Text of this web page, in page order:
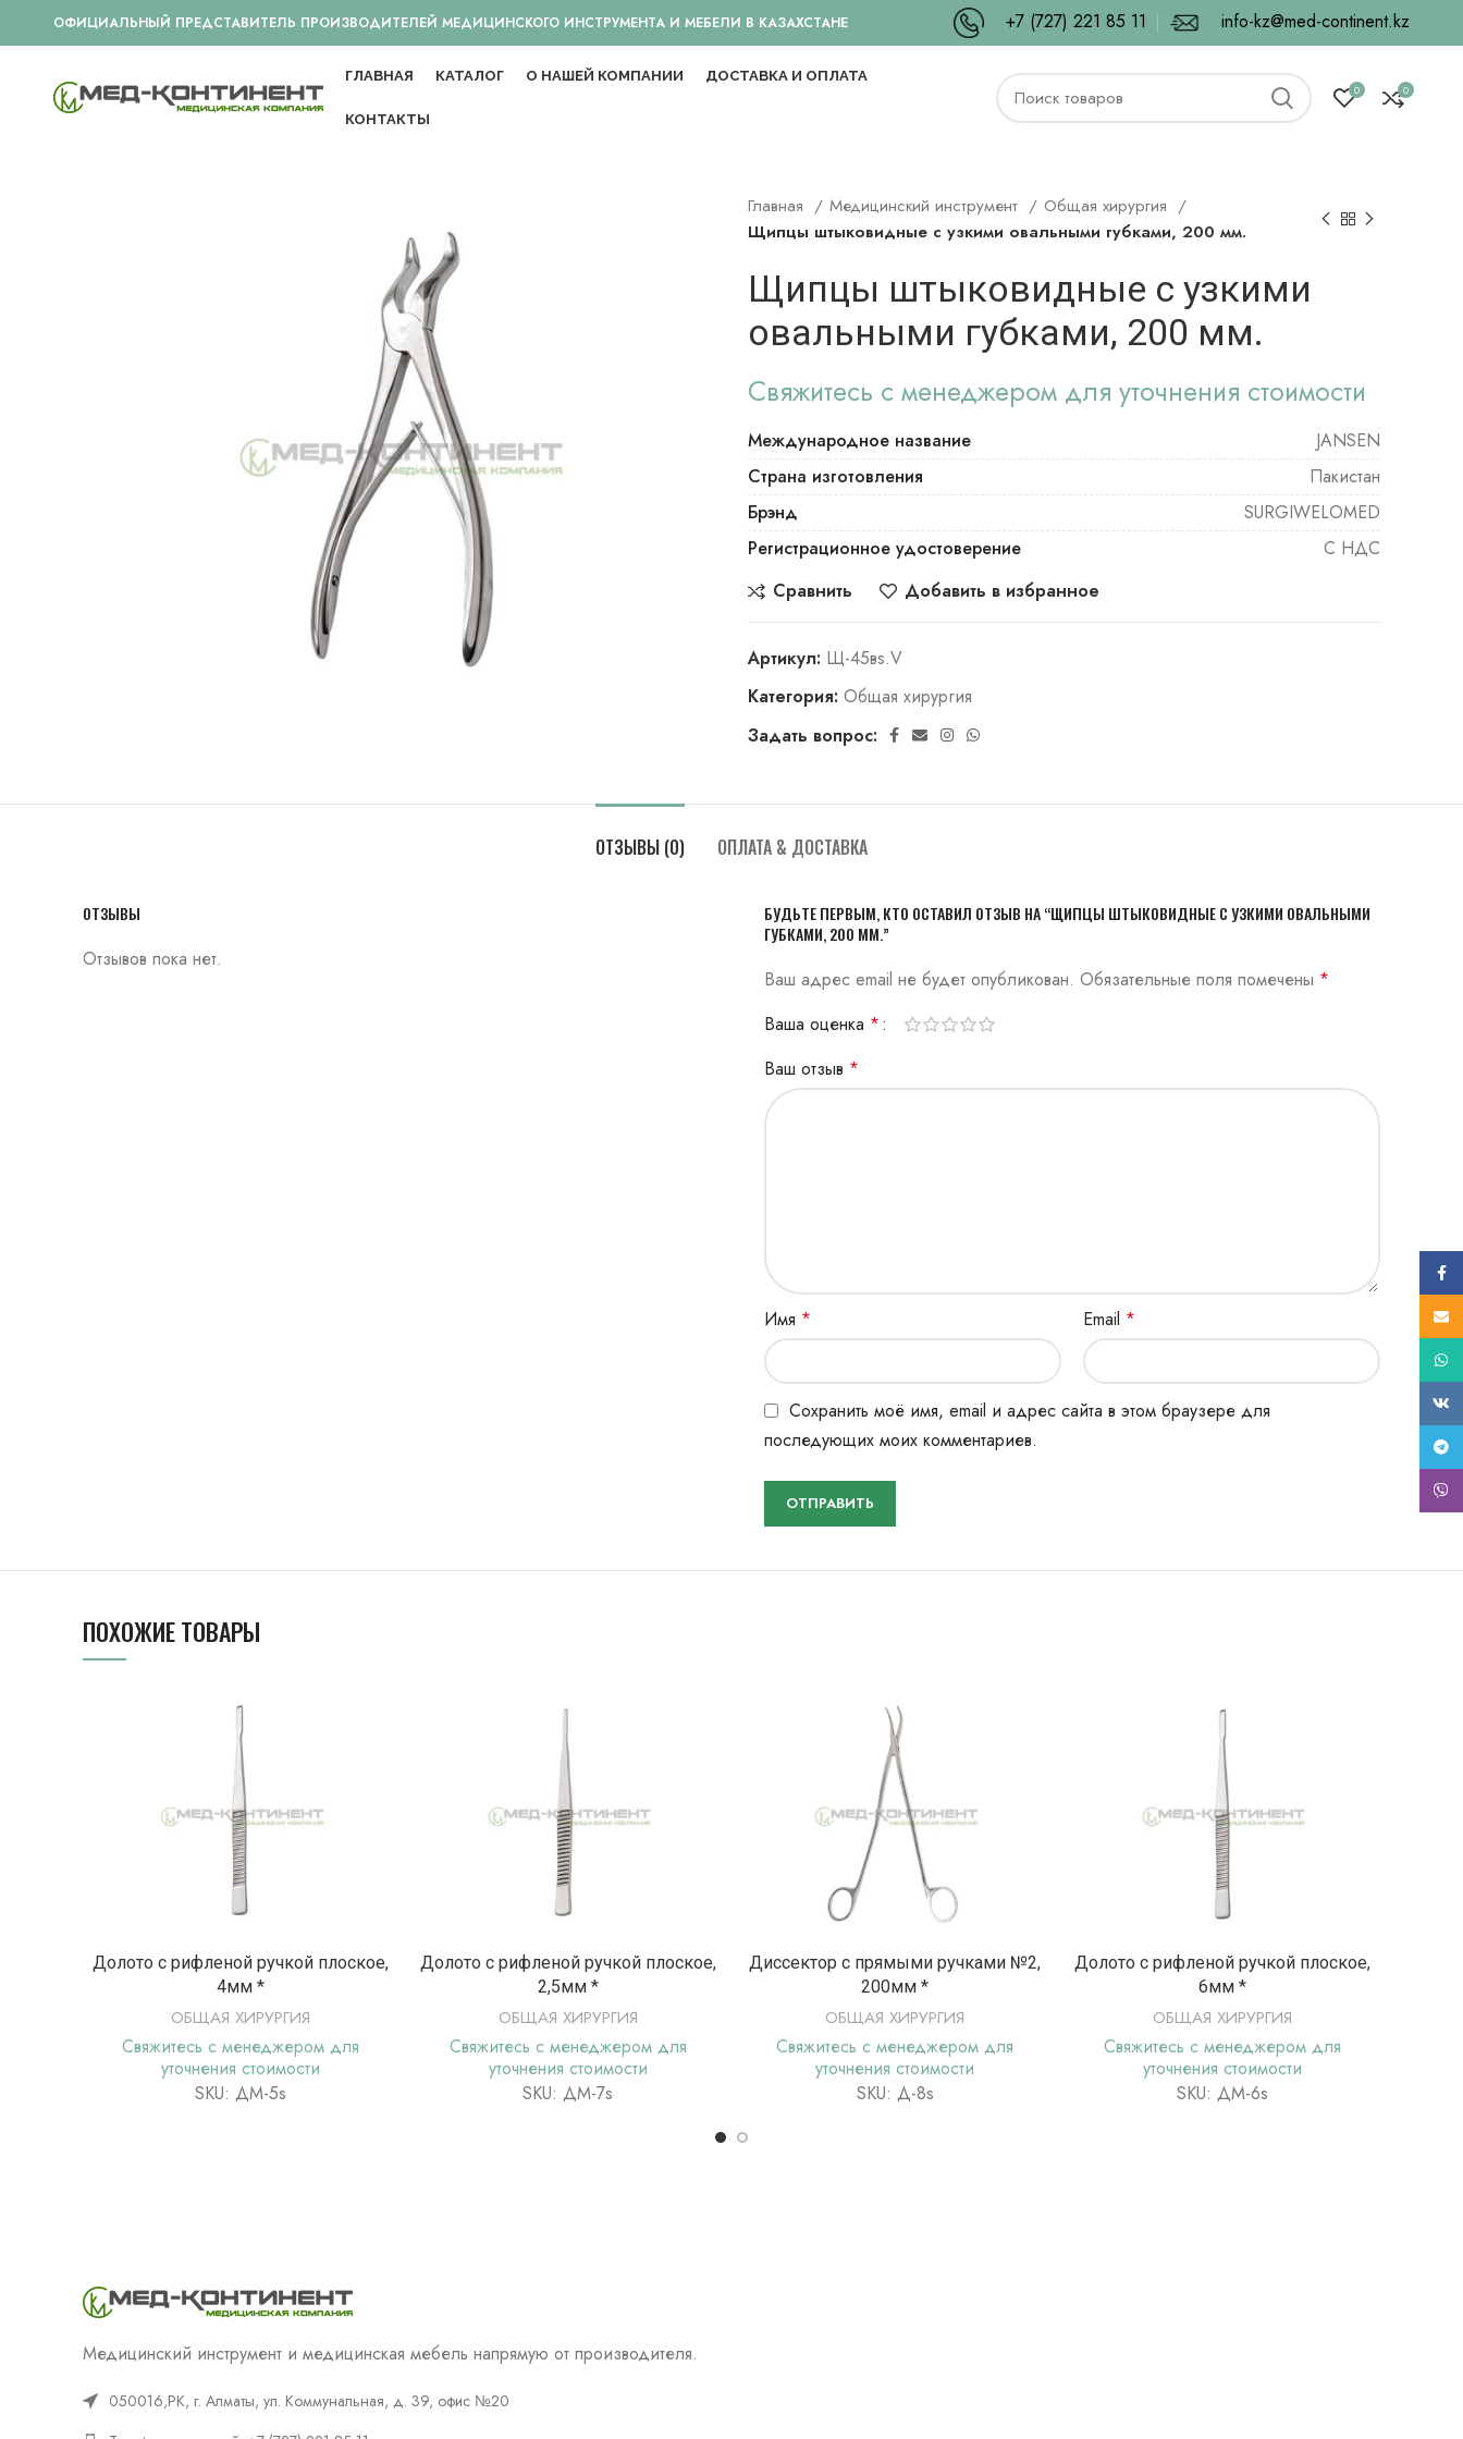
ОФИЦИАЛЬНЫЙ ПРЕДСТАВИТЕЛЬ ПРОИЗВОДИТЕЛЕЙ МЕДИЦИНСКОГО ИНСТРУМЕНТА И МЕБЕЛИ В КАЗАХСТАНЕ +7 (727) 221 85 11 info-kz@med-continent.kz
ГЛАВНАЯ КАТАЛОГ О НАШЕЙ КОМПАНИИ ДОСТАВКА И ОПЛАТА
КОНТАКТЫ
0 0
Главная Медицинский инструмент
Общая хирургия
Щипцы штыковидные с узкими овальными губками, 200 мм.
Щипцы штыковидные с узкими
овальными губками, 200 мм.
Свяжитесь с менеджером для уточнения стоимости
Международное название
JANSEN
Страна изготовления
Пакистан
Брэнд
SURGIWELOMED
Регистрационное удостоверение
С НДС
Сравнить
Добавить в избранное
Артикул: Щ-45вs.V
Категория: Общая хирургия
Задать вопрос:
ОТЗЫВЫ (0) ОПЛАТА & ДОСТАВКА
ОТЗЫВЫ
Отзывов пока нет.
БУДЬТЕ ПЕРВЫМ, КТО ОСТАВИЛ ОТЗЫВ НА “ЩИПЦЫ ШТЫКОВИДНЫЕ С УЗКИМИ ОВАЛЬНЫМИ
ГУБКАМИ, 200 ММ.”
Ваш адрес email не будет опубликован. Обязательные поля помечены *
Ваша оценка *
Ваш отзыв *
Имя * Email *
Сохранить моё имя, email и адрес сайта в этом браузере для
последующих моих комментариев.
ПОХОЖИЕ ТОВАРЫ
ПОДРОБНЕЕ
Долото с рифленой ручкой плоское,
4мм *
ОБЩАЯ ХИРУРГИЯ
Свяжитесь с менеджером для
уточнения стоимости
SKU: ДМ-5s
ПОДРОБНЕЕ
Долото с рифленой ручкой плоское,
2,5мм *
ОБЩАЯ ХИРУРГИЯ
Свяжитесь с менеджером для
уточнения стоимости
SKU: ДМ-7s
ПОДРОБНЕЕ
Диссектор с прямыми ручками №2,
200мм *
ОБЩАЯ ХИРУРГИЯ
Свяжитесь с менеджером для
уточнения стоимости
SKU: Д-8s
ПОДРОБНЕЕ
Долото с рифленой ручкой плоское,
6мм *
ОБЩАЯ ХИРУРГИЯ
Свяжитесь с менеджером для
уточнения стоимости
SKU: ДМ-6s
Медицинский инструмент и медицинская мебель напрямую от производителя.
050016,РК, г. Алматы, ул. Коммунальная, д. 39, офис №20
E-mail
ВК
Viber